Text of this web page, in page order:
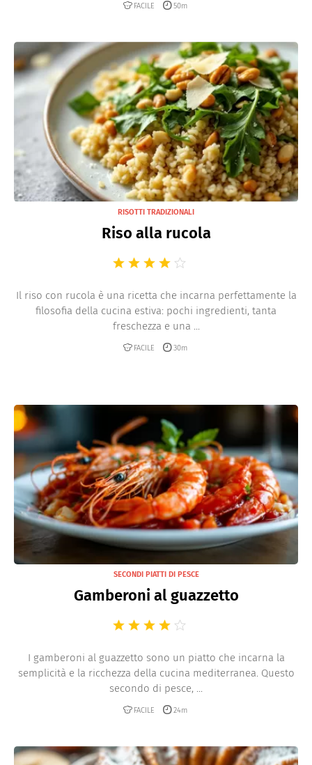
FACILE 50m
RISOTTI TRADIZIONALI
Riso alla rucola
Il riso con rucola è una ricetta che incarna perfettamente la
filosofia della cucina estiva: pochi ingredienti, tanta
freschezza e una ...
FACILE 30m
SECONDI PIATTI DI PESCE
Gamberoni al guazzetto
I gamberoni al guazzetto sono un piatto che incarna la
semplicità e la ricchezza della cucina mediterranea. Questo
secondo di pesce, ...
FACILE 24m